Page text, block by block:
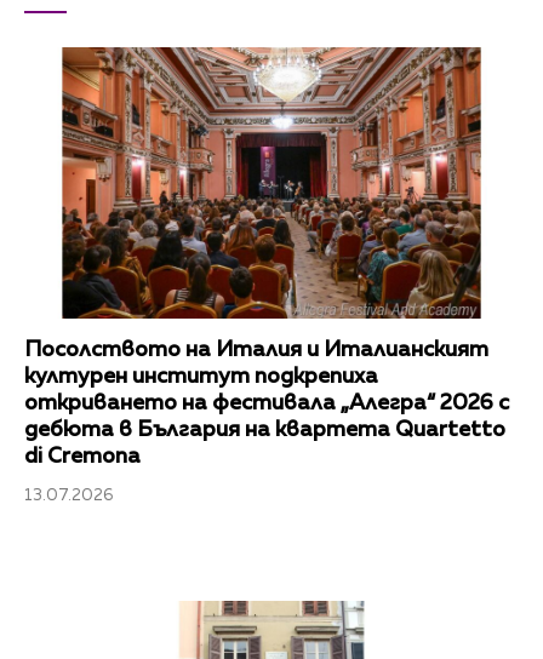
Посолството на Италия и Италианският
културен институт подкрепиха
откриването на фестивала „Алегра“ 2026 с
дебюта в България на квартета Quartetto
di Cremona
13.07.2026